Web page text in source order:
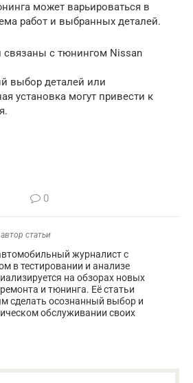
может варьироваться в
работ и выбранных деталей.
связаны с тюнингом Nissan
выбор деталей или
установка могут привести к
0
статьи
журналист с
в тестировании и анализе
на обзорах новых
и тюнинга. Её статьи
сделать осознанный выбор и
обслуживании своих